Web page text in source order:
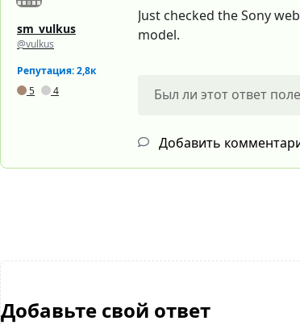
sm_vulkus
@vulkus
Репутация: 2,8к
5
4
Just checked the Sony
model.
Был ли этот ответ
Добавить
Добавьте свой ответ